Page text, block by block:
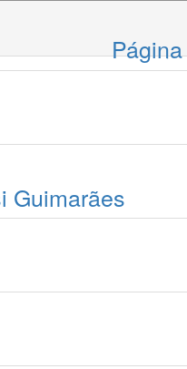
Guimarães